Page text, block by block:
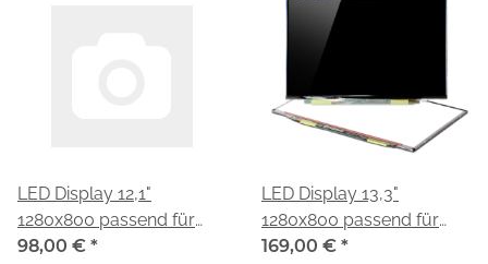
LED Display 12,1"
1280x800 passend für
Toshiba LTD121EWEK
98,00 € *
LED Display 13,3"
1280x800 passend für
Toshiba LTD133EWZX
169,00 € *